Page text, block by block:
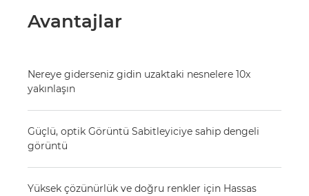
Avantajlar
Nereye giderseniz gidin uzaktaki nesnelere 10x
yakınlaşın
Güçlü, optik Görüntü Sabitleyiciye sahip dengeli
görüntü
Yüksek çözünürlük ve doğru renkler için Hassas